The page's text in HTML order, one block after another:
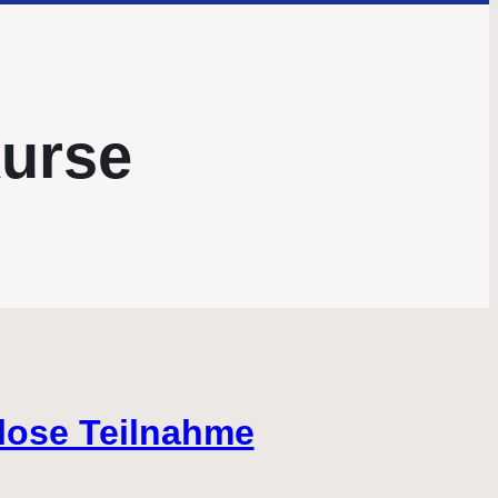
Teilnahme